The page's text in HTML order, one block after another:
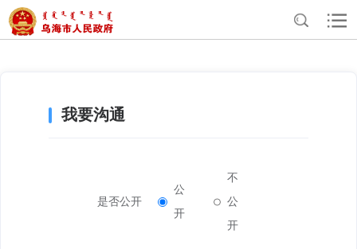
互动交流> 政策沟通
我要沟通
是否公开
公
开
不
公
开